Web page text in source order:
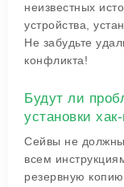
неизвестных
устройства,
Не забудьте
конфликта!
Будут ли
установки
Сейвы не должны
всем
резервную